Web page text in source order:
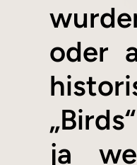
oder
ja